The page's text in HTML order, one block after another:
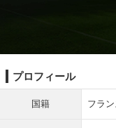
プロフィール
国籍 フラン